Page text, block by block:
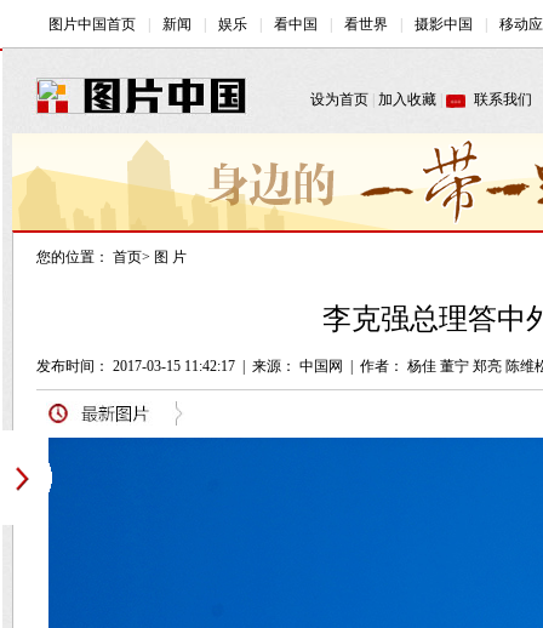
您的位置： 首页> 图 片
李克强总理答中
发布时间： 2017-03-15 11:42:17 来源： 中国网 作者： 杨佳 董宁 郑亮 陈维